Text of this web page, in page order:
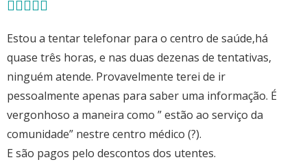
Estou a tentar telefonar para o centro de saúde,há
quase três horas, e nas duas dezenas de tentativas,
ninguém atende. Provavelmente terei de ir
pessoalmente apenas para saber uma informação. É
vergonhoso a maneira como ” estão ao serviço da
comunidade” nestre centro médico (?).
E são pagos pelo descontos dos utentes.